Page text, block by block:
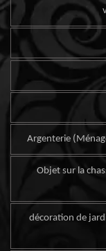
Argenterie
Objet sur la
décoration de